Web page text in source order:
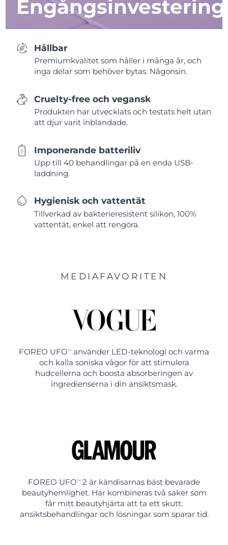
Engångsinvestering
Hållbar
Premiumkvalitet som håller i många år, och
inga delar som behöver bytas. Någonsin.
Cruelty-free och vegansk
Produkten har utvecklats och testats helt utan
att djur varit inblandade.
Imponerande batteriliv
Upp till 40 behandlingar på en enda USB-
laddning.
Hygienisk och vattentät
Tillverkad av bakterieresistent silikon, 100%
vattentät, enkel att rengöra.
MEDIAFAVORITEN
FOREO UFO TM
använder LED-teknologi och varma
och kalla soniska vågor för att stimulera
hudcellerna och boosta absorberingen av
ingredienserna i din ansiktsmask.
FOREO UFO TM
2 är kändisarnas bäst bevarade
beautyhemlighet. Här kombineras två saker som
får mitt beautyhjärta att ta ett skutt:
ansiktsbehandlingar och lösningar som sparar tid.